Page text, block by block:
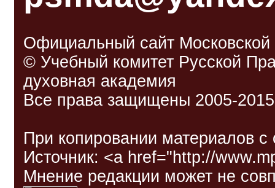
Официальный сайт
© Учебный комитет Русской
духовная академия
Все права защищены 2005-2015
При копировании материалов
Источник: <a href="http://
Мнение редакции может не